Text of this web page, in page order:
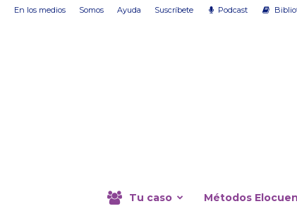
En los medios Somos Ayuda Suscríbete Podcast
Tu caso Métodos